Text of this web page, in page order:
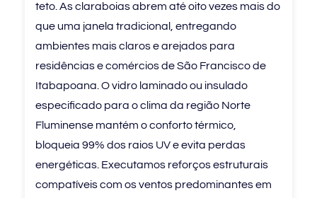
teto. As claraboias abrem até oito vezes mais do
que uma janela tradicional, entregando
ambientes mais claros e arejados para
residências e comércios de São Francisco de
Itabapoana. O vidro laminado ou insulado
especificado para o clima da região Norte
Fluminense mantém o conforto térmico,
bloqueia 99% dos raios UV e evita perdas
energéticas. Executamos reforços estruturais
compatíveis com os ventos predominantes em